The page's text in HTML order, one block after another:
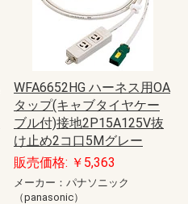
WFA6652HG ハーネス用OA
タップ(キャブタイヤケー
ブル付)接地2P15A125V抜
け止め2コ口5Mグレー
販売価格: ￥5,363
メーカー：パナソニック
（panasonic）